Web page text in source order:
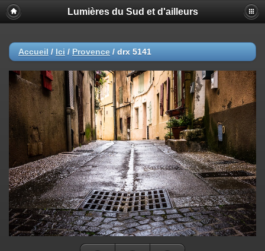
Lumières du Sud et d'ailleurs
Accueil / Ici / Provence / drx 5141